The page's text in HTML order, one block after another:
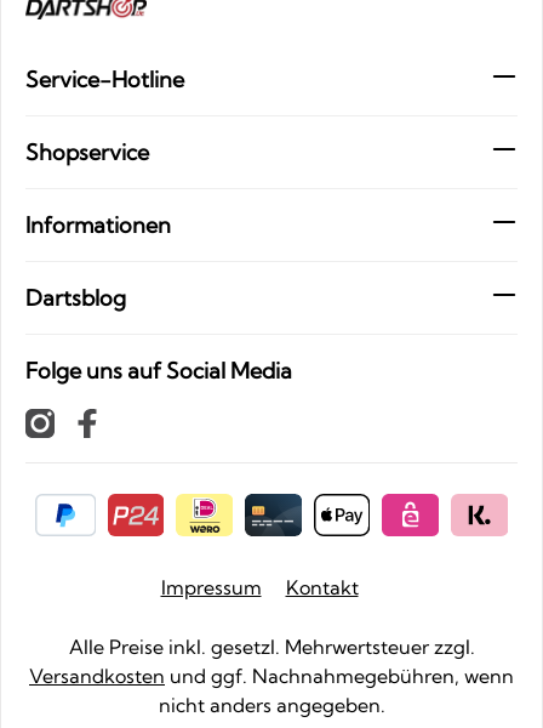
Service-Hotline
Shopservice
Informationen
Dartsblog
Folge uns auf Social Media
Impressum Kontakt
Alle Preise inkl. gesetzl. Mehrwertsteuer zzgl.
Versandkosten und ggf. Nachnahmegebühren, wenn
nicht anders angegeben.